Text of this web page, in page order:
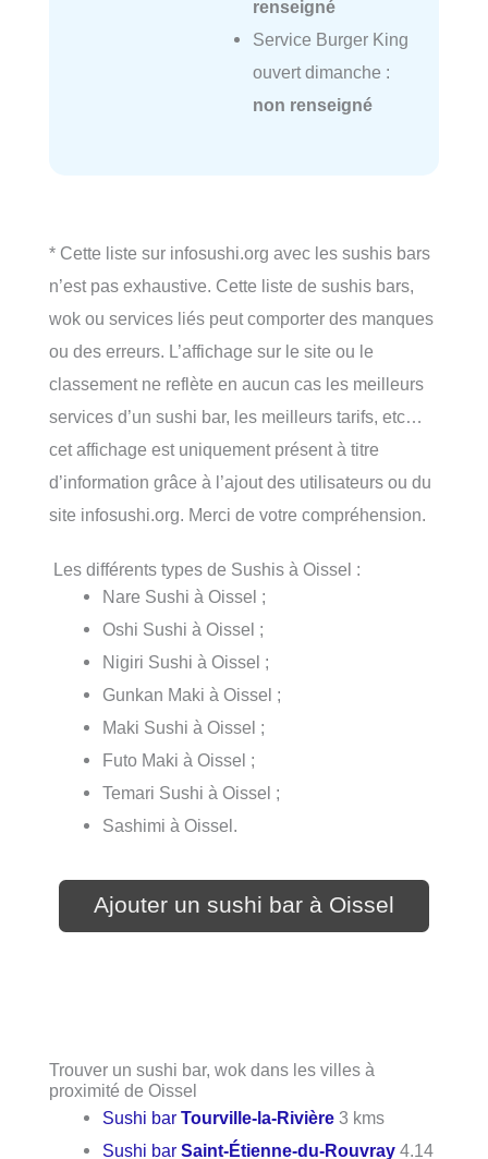
renseigné
Service Burger King
ouvert dimanche :
non renseigné
* Cette liste sur infosushi.org avec les sushis bars
n’est pas exhaustive. Cette liste de sushis bars,
wok ou services liés peut comporter des manques
ou des erreurs. L’affichage sur le site ou le
classement ne reflète en aucun cas les meilleurs
services d’un sushi bar, les meilleurs tarifs, etc…
cet affichage est uniquement présent à titre
d’information grâce à l’ajout des utilisateurs ou du
site infosushi.org. Merci de votre compréhension.
Les différents types de Sushis à Oissel :
Nare Sushi à Oissel ;
Oshi Sushi à Oissel ;
Nigiri Sushi à Oissel ;
Gunkan Maki à Oissel ;
Maki Sushi à Oissel ;
Futo Maki à Oissel ;
Temari Sushi à Oissel ;
Sashimi à Oissel.
Ajouter un sushi bar à Oissel
Trouver un sushi bar, wok dans les villes à
proximité de Oissel
Sushi barTourville-la-Rivière 3 kms
Sushi barSaint-Étienne-du-Rouvray 4.14